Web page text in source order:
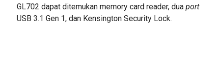
GL702 dapat ditemukan memory card reader, dua port
USB 3.1 Gen 1, dan Kensington Security Lock.